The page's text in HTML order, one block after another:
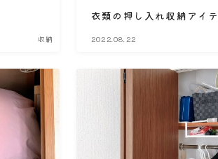
収納
衣類の押し入れ収納アイ
2022.08.22